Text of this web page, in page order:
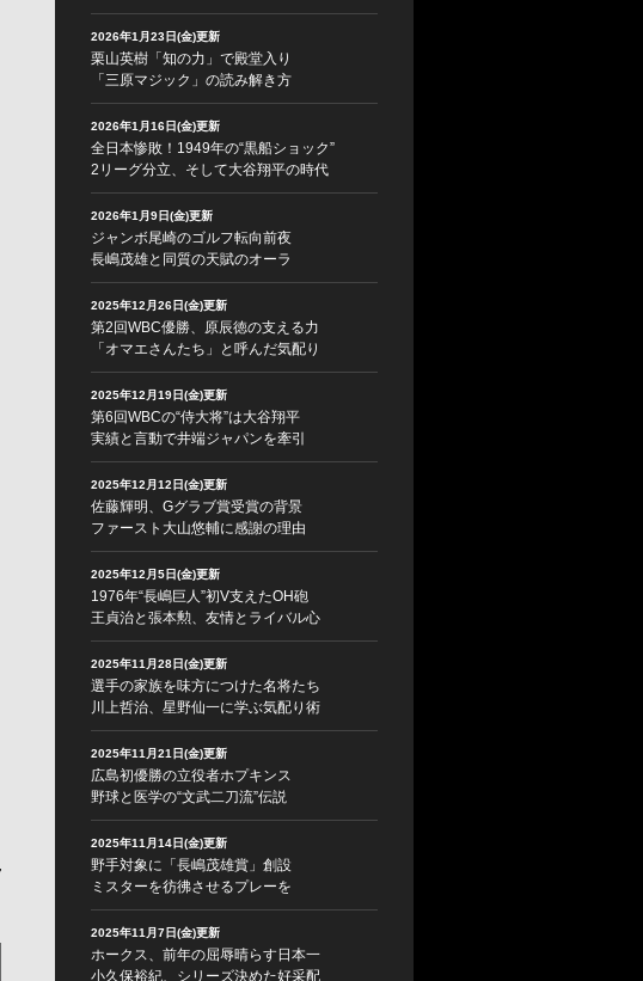
2026年1月23日(金)更新
栗山英樹「知の力」で殿堂入り
「三原マジック」の読み解き方
2026年1月16日(金)更新
全日本惨敗！1949年の“黒船ショック”
2リーグ分立、そして大谷翔平の時代
2026年1月9日(金)更新
ジャンボ尾崎のゴルフ転向前夜
長嶋茂雄と同質の天賦のオーラ
2025年12月26日(金)更新
第2回WBC優勝、原辰徳の支える力
「オマエさんたち」と呼んだ気配り
2025年12月19日(金)更新
第6回WBCの“侍大将”は大谷翔平
実績と言動で井端ジャパンを牽引
2025年12月12日(金)更新
佐藤輝明、Gグラブ賞受賞の背景
ファースト大山悠輔に感謝の理由
2025年12月5日(金)更新
1976年“長嶋巨人”初V支えたOH砲
王貞治と張本勲、友情とライバル心
2025年11月28日(金)更新
選手の家族を味方につけた名将たち
川上哲治、星野仙一に学ぶ気配り術
2025年11月21日(金)更新
広島初優勝の立役者ホプキンス
野球と医学の“文武二刀流”伝説
2025年11月14日(金)更新
野手対象に「長嶋茂雄賞」創設
ミスターを彷彿させるプレーを
2025年11月7日(金)更新
ホークス、前年の屈辱晴らす日本一
小久保裕紀、シリーズ決めた好采配